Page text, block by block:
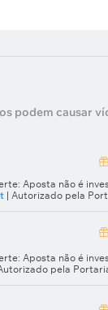
podem causar
Aposta não é
| Autorizado pela
Aposta não é
pela